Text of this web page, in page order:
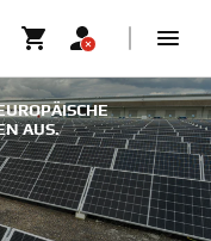
AUS.